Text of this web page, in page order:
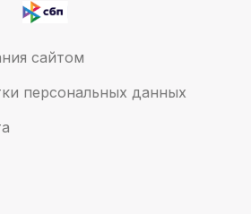
сайтом
персональных данных